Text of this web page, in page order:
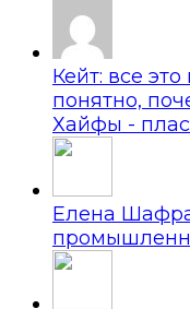
Кейт: все
понятно,
Хайфы -
Елена